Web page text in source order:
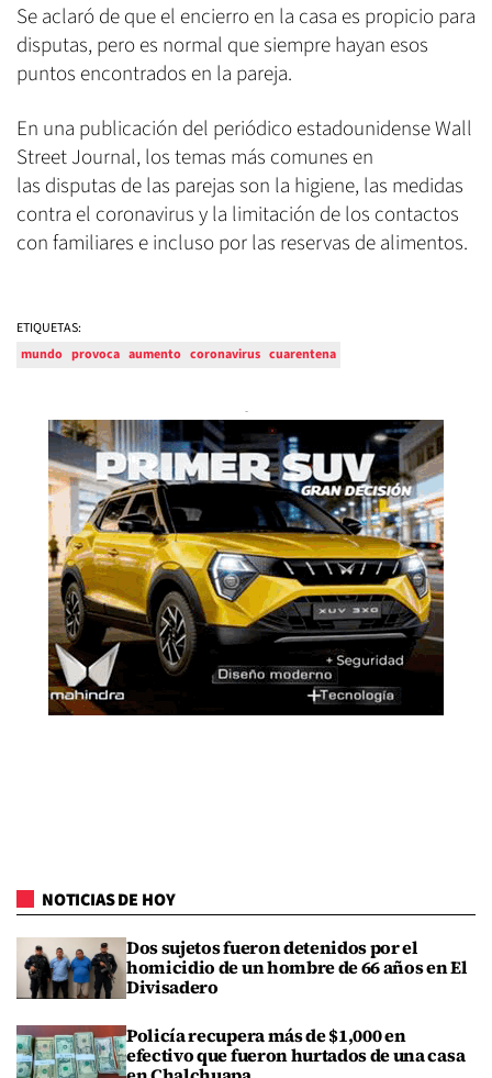
Se aclaró de que el encierro en la casa es propicio para
disputas, pero es normal que siempre hayan esos
puntos encontrados en la pareja.
En una publicación del periódico estadounidense Wall
Street Journal, los temas más comunes en
las disputas de las parejas son la higiene, las medidas
contra el coronavirus y la limitación de los contactos
con familiares e incluso por las reservas de alimentos.
ETIQUETAS:
mundo provoca aumento coronavirus cuarentena
NOTICIAS DE HOY
Dos sujetos fueron detenidos por el
homicidio de un hombre de 66 años en El
Divisadero
Policía recupera más de $1,000 en
efectivo que fueron hurtados de una casa